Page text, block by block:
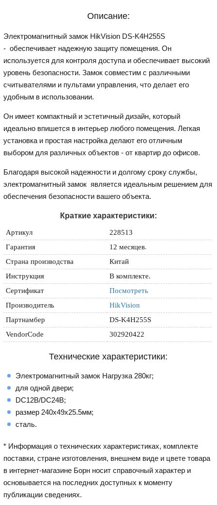
Описание:
Электромагнитный замок HikVision DS-K4H255S
- обеспечивает надежную защиту помещения. Он
используется для контроля доступа и обеспечивает высокий
уровень безопасности. Замок совместим с различными
считывателями и пультами управления, что делает его
удобным в использовании.
Он имеет компактный и эстетичный дизайн, который
идеально впишется в интерьер любого помещения. Легкая
установка и простая настройка делают его отличным
выбором для различных объектов - от квартир до офисов.
Благодаря высокой надежности и долгому сроку службы,
электромагнитный замок является идеальным решением для
обеспечения безопасности вашего объекта.
Краткие характеристики:
Артикул
228513
Гарантия
12 месяцев.
Страна производства
Китай
Инструкция
В комплекте.
Сертификат
Посмотреть
Производитель
HikVision
Партнамбер
DS-K4H255S
VendorCode
302920422
Технические характеристики:
Электромагнитный замок Нагрузка 280кг;
для одной двери;
DC12В/DC24В;
размер 240х49х25.5мм;
сталь.
* Информация о технических характеристиках, комплекте
поставки, стране изготовления, внешнем виде и цвете товара
в интернет-магазине Борн носит справочный характер и
основывается на последних доступных к моменту
публикации сведениях.